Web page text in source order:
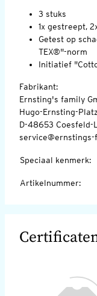
3 stuks
1x gestreept,
Getest op
TEX®"-norm
Initiatief
Fabrikant:
Ernsting's family
Hugo-Ernsting-Platz
D-48653 Coesfeld-
service@ernstings-
Speciaal kenmerk:
Artikelnummer: